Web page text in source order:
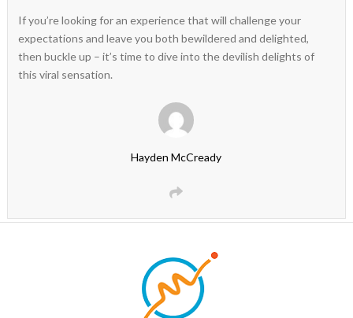
If you’re looking for an experience that will challenge your
expectations and leave you both bewildered and delighted,
then buckle up – it’s time to dive into the devilish delights of
this viral sensation.
Hayden McCready